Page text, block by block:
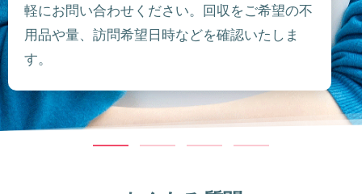
軽にお問い合わせください。回収をご希望の不
用品や量、訪問希望日時などを確認いたしま
す。